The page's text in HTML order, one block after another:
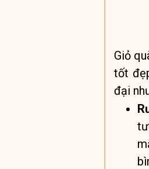
Giỏ
tốt
đại